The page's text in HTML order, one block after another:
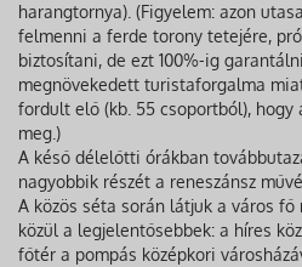
harangtornya). (Figyelem: azon
felmenni a ferde torony tetejére,
biztosítani, de ezt 100%-ig
megnövekedett turistaforgalma
fordult elő (kb. 55 csoportból),
meg.)
A késő délelőtti órákban
nagyobbik részét a reneszánsz
A közös séta során látjuk a város
közül a legjelentősebbek: a híres
főtér a pompás középkori